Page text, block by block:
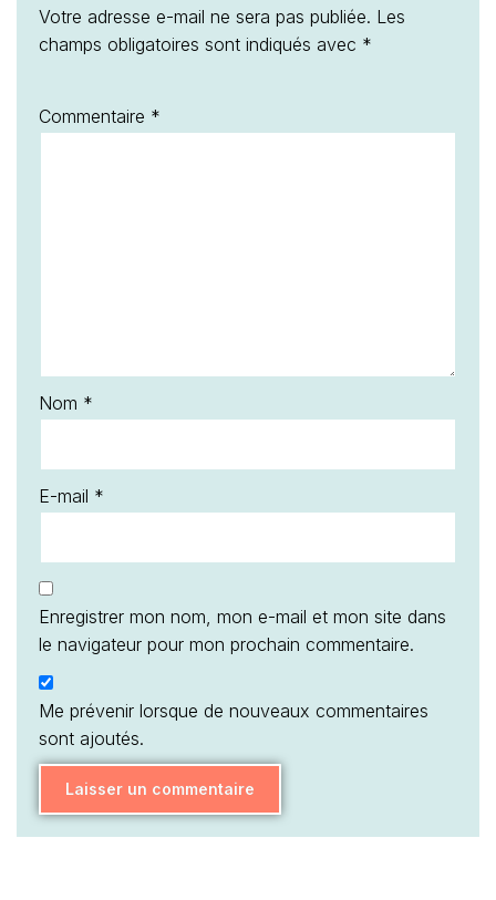
Votre adresse e-mail ne sera pas publiée. Les
champs obligatoires sont indiqués avec *
Commentaire *
Nom *
E-mail *
Enregistrer mon nom, mon e-mail et mon site dans
le navigateur pour mon prochain commentaire.
Me prévenir lorsque de nouveaux commentaires
sont ajoutés.